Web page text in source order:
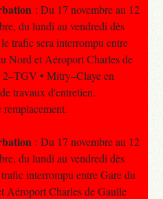
: Du 17 novembre au 12
du lundi au vendredi dès
trafic sera interrompu entre
Nord et Aéroport Charles de
2–TGV • Mitry–Claye en
travaux d'entretien.
remplacement.
: Du 17 novembre au 12
du lundi au vendredi dès
interrompu entre Gare du
Aéroport Charles de Gaulle